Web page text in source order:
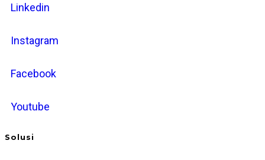
Linkedin
Instagram
Facebook
Youtube
Solusi